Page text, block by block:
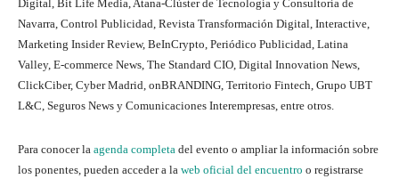
Digital, Bit Life Media, Atana-Clúster de Tecnología y Consultoría de
Navarra, Control Publicidad, Revista Transformación Digital, Interactive,
Marketing Insider Review, BeInCrypto, Periódico Publicidad, Latina
Valley, E-commerce News, The Standard CIO, Digital Innovation News,
ClickCiber, Cyber Madrid, onBRANDING, Territorio Fintech, Grupo UBT
L&C, Seguros News y Comunicaciones Interempresas, entre otros.
Para conocer la agenda completa del evento o ampliar la información sobre
los ponentes, pueden acceder a la web oficial del encuentro o registrarse